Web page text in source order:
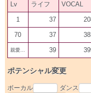
Lv ライフ VOCAL
1 37
70 37
親愛300 39
ポテンシャル変更
ボーカル ダンス